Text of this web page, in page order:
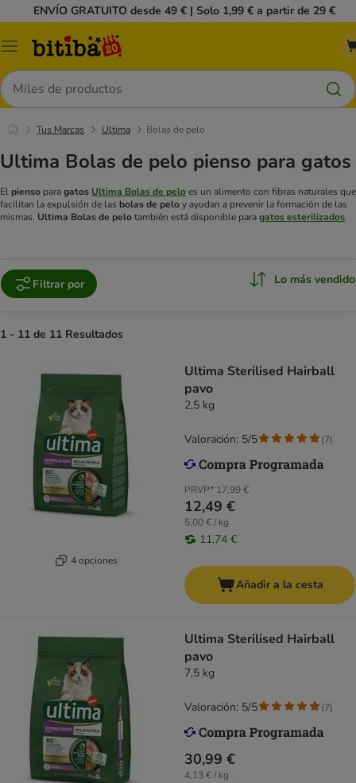
ENVÍO GRATUITO desde 49 € | Solo 1,99 € a partir de 29 €
Menú
Buscar
Tus Marcas Ultima Bolas de pelo
Ultima Bolas de pelo pienso para gatos
El pienso paragatos Ultima Bolas de peloes un alimento con fibras naturales que
facilitan la expulsión de las bolas de peloy ayudan a prevenir la formación de las
mismas. Ultima Bolas de pelotambién está disponible paragatos esterilizados.
Filtrar por Lo más vendido
1 - 11 de 11 Resultados
4 opciones
Ultima Sterilised Hairball
pavo
2,5 kg
PRVP* 17,99 €
12,49 €
5,00 € / kg
11,74 €
Valoración: 5/5 (7)
Añadir a la cesta
Ultima Sterilised Hairball
pavo
7,5 kg
30,99 €
4,13 € / kg
Valoración: 5/5 (7)